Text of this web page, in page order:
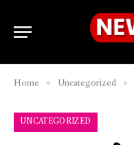
Home » Uncategorized »
UNCATEGORIZED